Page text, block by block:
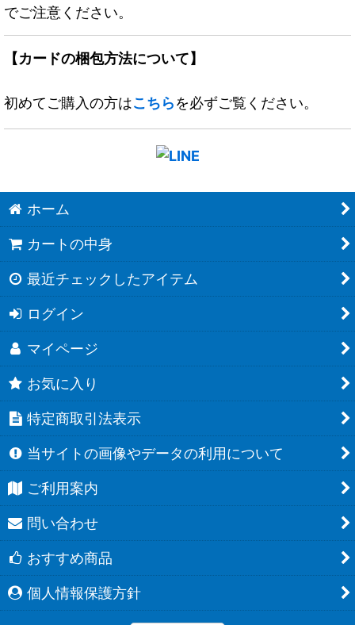
でご注意ください。
【カードの梱包方法について】
初めてご購入の方はこちらを必ずご覧ください。
ホーム
カートの中身
最近チェックしたアイテム
ログイン
マイページ
お気に入り
特定商取引法表示
当サイトの画像やデータの利用について
ご利用案内
問い合わせ
おすすめ商品
個人情報保護方針